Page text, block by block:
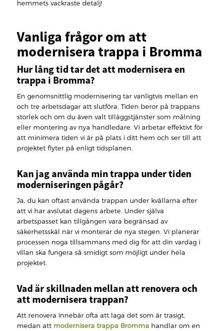
hemmets vackraste detalj!
Vanliga frågor om att
modernisera trappa i Bromma
Hur lång tid tar det att modernisera en
trappa i Bromma?
En genomsnittlig modernisering tar vanligtvis mellan en
och tre arbetsdagar att slutföra. Tiden beror på trappans
storlek och om du även valt tilläggstjänster som målning
eller montering av nya handledare. Vi arbetar effektivt för
att minimera tiden vi är på plats i ditt hem och ser till att
projektet flyter på enligt tidsplanen.
Kan jag använda min trappa under tiden
moderniseringen pågår?
Ja, du kan oftast använda trappan under kvällarna efter
att vi har avslutat dagens arbete. Under själva
arbetspasset kan tillgången vara begränsad av
säkerhetsskäl när vi monterar de nya stegen. Vi planerar
processen noga tillsammans med dig för att din vardag i
villan ska fungera så smidigt som möjligt under hela
projektet.
Vad är skillnaden mellan att renovera och
att modernisera trappan?
Att renovera innebär ofta att laga det som är trasigt,
medan att modernisera trappa Bromma handlar om en